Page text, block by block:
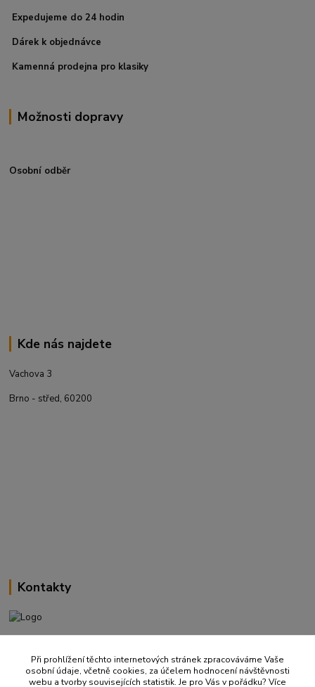
Expedujeme do 24 hodin
Dárek k objednávce
Kamenná prodejna pro klasiky
Možnosti dopravy
Osobní odběr
Kde nás najdete
Vachova 3
Brno - střed, 60200
Kontakty
(Po-Pá, 9-18 hod.)
info@ritualbrno-eshop.cz
Při prohlížení těchto internetových stránek zpracováváme Vaše
osobní údaje, včetně cookies, za účelem hodnocení návštěvnosti
webu a tvorby souvisejících statistik. Je pro Vás v pořádku? Více